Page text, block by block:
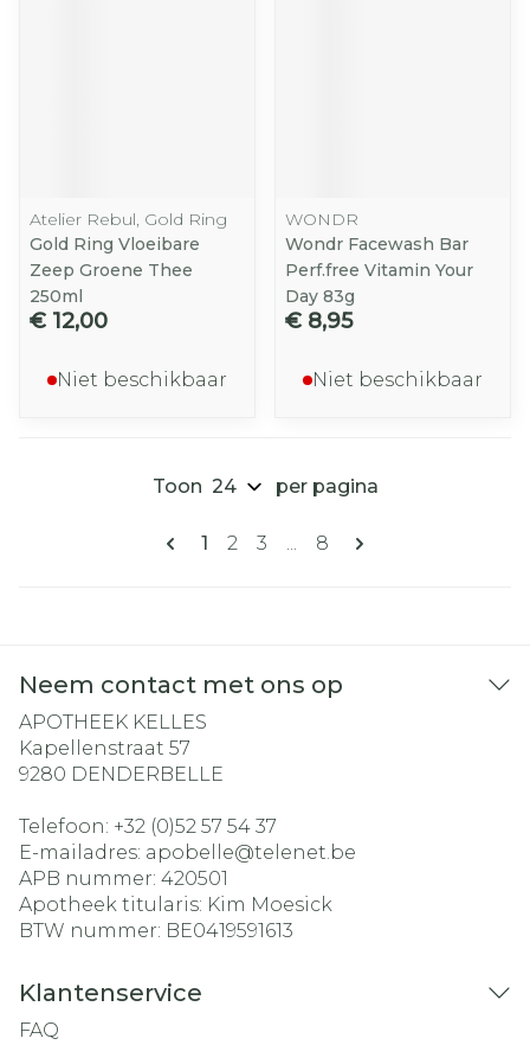
Atelier Rebul, Gold Ring
Gold Ring Vloeibare
Zeep Groene Thee
250ml
€ 12,00
Niet beschikbaar
WONDR
Wondr Facewash Bar
Perf.free Vitamin Your
Day 83g
€ 8,95
Niet beschikbaar
Pagina's
U lees momenteel pagina
1 Pagina
2 Pagina
3 ... Pagina
8
Toon per pagina
Neem contact met ons op
APOTHEEK KELLES
Kapellenstraat 57
9280 DENDERBELLE
Telefoon: +32 (0)52 57 54 37
E-mailadres: apobelle@telenet.be
APB nummer: 420501
Apotheek titularis: Kim Moesick
BTW nummer: BE0419591613
Klantenservice
FAQ